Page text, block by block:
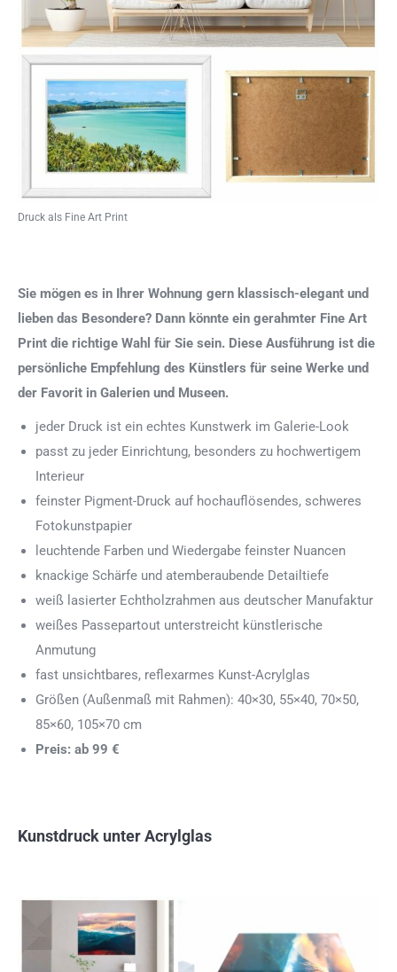
Druck als Fine Art Print
Sie mögen es in Ihrer Wohnung gern klassisch-elegant und
lieben das Besondere? Dann könnte ein gerahmter Fine Art
Print die richtige Wahl für Sie sein. Diese Ausführung ist die
persönliche Empfehlung des Künstlers für seine Werke und
der Favorit in Galerien und Museen.
jeder Druck ist ein echtes Kunstwerk im Galerie-Look
passt zu jeder Einrichtung, besonders zu hochwertigem
Interieur
feinster Pigment-Druck auf hochauflösendes, schweres
Fotokunstpapier
leuchtende Farben und Wiedergabe feinster Nuancen
knackige Schärfe und atemberaubende Detailtiefe
weiß lasierter Echtholzrahmen aus deutscher Manufaktur
weißes Passepartout unterstreicht künstlerische
Anmutung
fast unsichtbares, reflexarmes Kunst-Acrylglas
Größen (Außenmaß mit Rahmen): 40×30, 55×40, 70×50,
85×60, 105×70 cm
Preis: ab 99 €
Kunstdruck unter Acrylglas